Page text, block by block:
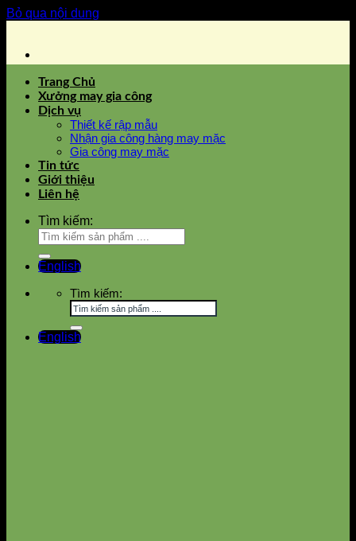
Bỏ qua nội dung
Trang Chủ
Xưởng may gia công
Dịch vụ
Thiết kế rập mẫu
Nhận gia công hàng may mặc
Gia công may mặc
Tin tức
Giới thiệu
Liên hệ
Tìm kiếm:
English
Tìm kiếm:
English